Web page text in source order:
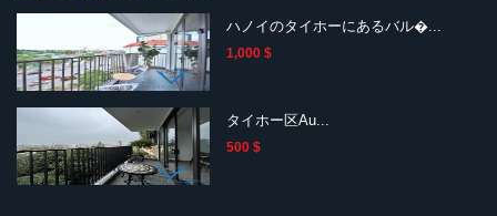
ハノイのタイホーにあるバル�...
1,000 $
タイホー区Au...
500 $